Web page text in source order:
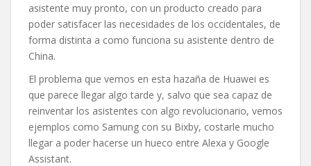
asistente muy pronto, con un producto creado para
poder satisfacer las necesidades de los occidentales, de
forma distinta a como funciona su asistente dentro de
China.
El problema que vemos en esta hazaña de Huawei es
que parece llegar algo tarde y, salvo que sea capaz de
reinventar los asistentes con algo revolucionario, vemos
ejemplos como Samung con su Bixby, costarle mucho
llegar a poder hacerse un hueco entre Alexa y Google
Assistant.